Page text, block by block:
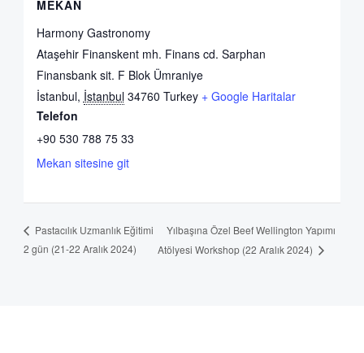
MEKAN
Harmony Gastronomy
Ataşehir Finanskent mh. Finans cd. Sarphan
Finansbank sit. F Blok Ümraniye
İstanbul, İstanbul 34760 Turkey + Google Haritalar
Telefon
+90 530 788 75 33
Mekan sitesine git
Pastacılık Uzmanlık Eğitimi
2 gün (21-22 Aralık 2024)
Yılbaşına Özel Beef Wellington Yapımı
Atölyesi Workshop (22 Aralık 2024)